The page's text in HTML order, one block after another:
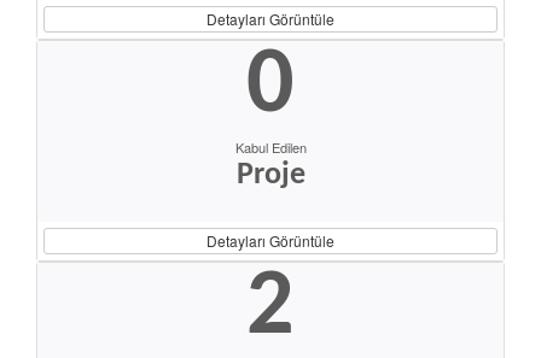
Detayları Görüntüle
0
Kabul Edilen
Proje
Detayları Görüntüle
2